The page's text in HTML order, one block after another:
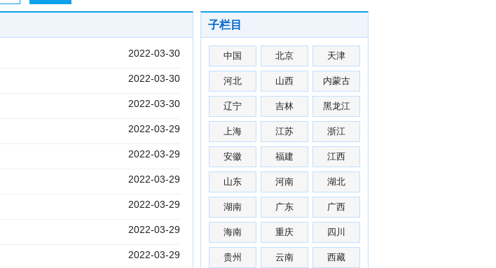
2022-03-30
2022-03-30
2022-03-30
2022-03-29
2022-03-29
2022-03-29
2022-03-29
2022-03-29
2022-03-29
子栏目
中国 北京 天津
河北 山西 内蒙古
辽宁 吉林 黑龙江
上海 江苏 浙江
安徽 福建 江西
山东 河南 湖北
湖南 广东 广西
海南 重庆 四川
贵州 云南 西藏